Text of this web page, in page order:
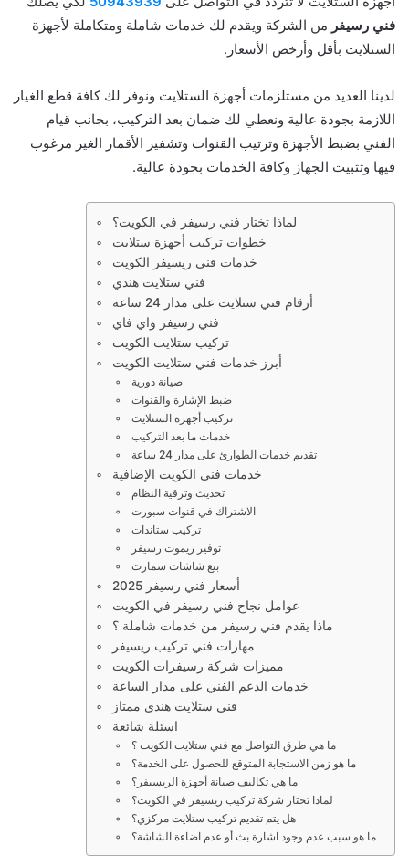
فني رسيفر من الشركة ويقدم لك خدمات شاملة ومتكاملة لأجهزة
الستلايت بأقل وأرخص الأسعار.
لدينا العديد من مستلزمات أجهزة الستلايت ونوفر لك كافة قطع الغيار
اللازمة بجودة عالية ونعطي لك ضمان بعد التركيب، بجانب قيام
الفني بضبط الأجهزة وترتيب القنوات وتشفير الأقمار الغير مرغوب
فيها وتثبيت الجهاز وكافة الخدمات بجودة عالية.
لماذا تختار فني رسيفر في الكويت؟
خطوات تركيب أجهزة ستلايت
خدمات فني ريسيفر الكويت
فني ستلايت هندي
أرقام فني ستلايت على مدار 24 ساعة
فني رسيفر واي فاي
تركيب ستلايت الكويت
أبرز خدمات فني ستلايت الكويت
صيانة دورية
ضبط الإشارة والقنوات
تركيب أجهزة الستلايت
خدمات ما بعد التركيب
تقديم خدمات الطوارئ على مدار 24 ساعة
خدمات فني الكويت الإضافية
تحديث وترقية النظام
الاشتراك في قنوات سبورت
تركيب ستاندات
توفير ريموت رسيفر
بيع شاشات سمارت
أسعار فني رسيفر 2025
عوامل نجاح فني رسيفر في الكويت
ماذا يقدم فني رسيفر من خدمات شاملة ؟
مهارات فني تركيب ريسيفر
مميزات شركة رسيفرات الكويت
خدمات الدعم الفني على مدار الساعة
فني ستلايت هندي ممتاز
اسئلة شائعة
ما هي طرق التواصل مع فني ستلايت الكويت ؟
ما هو زمن الاستجابة المتوقع للحصول على الخدمة؟
ما هي تكاليف صيانة أجهزة الريسيفر؟
لماذا تختار شركة تركيب ريسيفر في الكويت؟
هل يتم تقديم تركيب ستلايت مركزي؟
ما هو سبب عدم وجود اشارة بث أو عدم اضاءة الشاشة؟